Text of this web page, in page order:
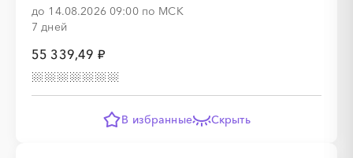
до 14.08.2026 09:00 по МСК
7 дней
55 339,49 ₽
В избранные Скрыть